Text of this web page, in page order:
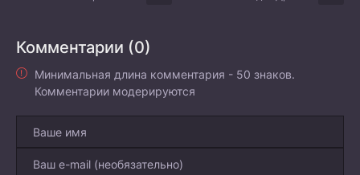
Комментарии (0)
Минимальная длина комментария - 50 знаков.
Комментарии модерируются